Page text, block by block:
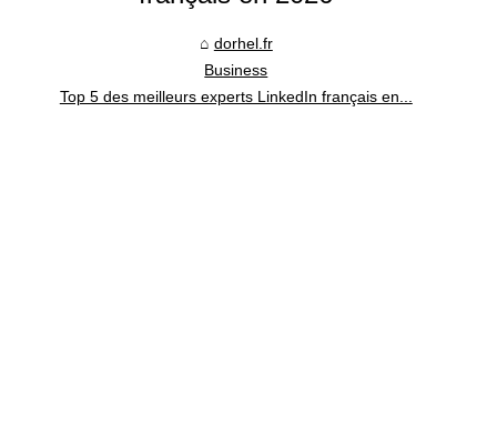
dorhel.fr
Business
Top 5 des meilleurs experts LinkedIn français en...